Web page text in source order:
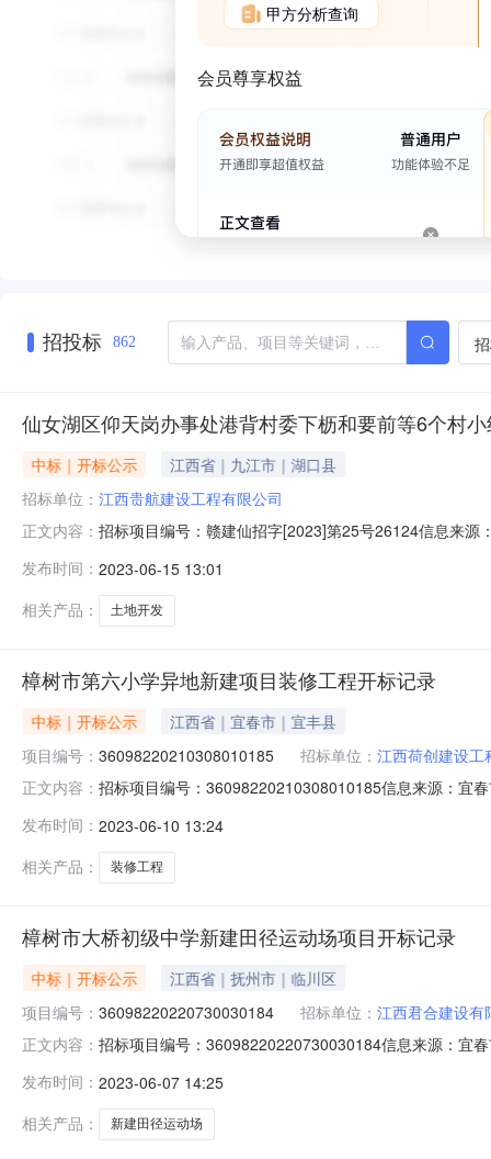
甲方分析查询
会员尊享权益
招投标 862
仙女湖区仰天岗办事处港背村委下枥和要前等6个村
中标｜开标公示
江西省｜九江市｜湖口县
招标单位： 江西贵航建设工程有限公司
正文内容： 招标项目编号：赣建仙招字[2023]第25号26124信息来
人:;报价:0.00元/%;工期:日历天;质量要求:;保证金金额
发布时间： 2023-06-15 13:01
相关产品：
土地开发
樟树市第六小学异地新建项目装修工程开标记录
中标｜开标公示
江西省｜宜春市｜宜丰县
项目编号： 36098220210308010185 招标单位： 江西荷创建设工
正文内容： 招标项目编号：36098220210308010185信息来源：宜
量要求:;保证金金额:0.00元,投标文件递交时间
发布时间： 2023-06-10 13:24
相关产品：
装修工程
樟树市大桥初级中学新建田径运动场项目开标记录
中标｜开标公示
江西省｜抚州市｜临川区
项目编号： 36098220220730030184 招标单位： 江西君合建设有
正文内容： 招标项目编号：36098220220730030184信息来源：宜
要求:;保证金金额:0.00元,投标文件递交时间
发布时间： 2023-06-07 14:25
相关产品：
新建田径运动场